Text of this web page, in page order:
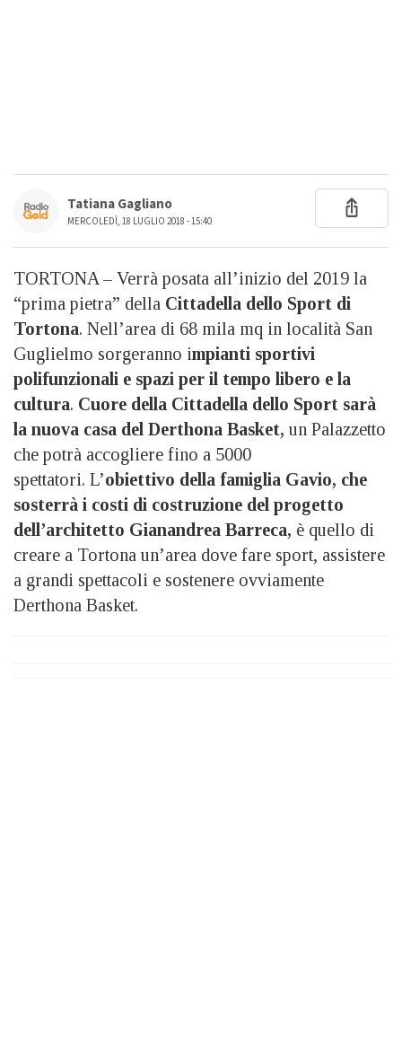
Tatiana Gagliano
MERCOLEDÌ, 18 LUGLIO 2018 - 15:40
TORTONA – Verrà posata all’inizio del 2019 la
“prima pietra” della Cittadella dello Sport di
Tortona. Nell’area di 68 mila mq in località San
Guglielmo sorgeranno impianti sportivi
polifunzionali e spazi per il tempo libero e la
cultura. Cuore della Cittadella dello Sport sarà
la nuova casa del Derthona Basket, un Palazzetto
che potrà accogliere fino a 5000
spettatori. L’obiettivo della famiglia Gavio, che
sosterrà i costi di costruzione del progetto
dell’architetto Gianandrea Barreca, è quello di
creare a Tortona un’area dove fare sport, assistere
a grandi spettacoli e sostenere ovviamente
Derthona Basket.